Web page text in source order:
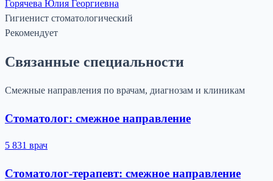
Горячева Юлия Георгиевна
Гигиенист стоматологический
Рекомендует
Связанные специальности
Смежные направления по врачам, диагнозам и клиникам
Стоматолог: смежное направление
5 831 врач
Стоматолог-терапевт: смежное направление